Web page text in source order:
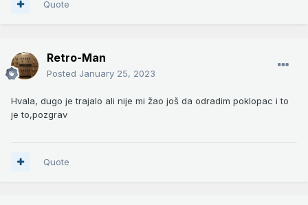
Quote
Retro-Man
Posted January 25, 2023
Hvala, dugo je trajalo ali nije mi žao još da odradim poklopac i to
je to,pozgrav
Quote